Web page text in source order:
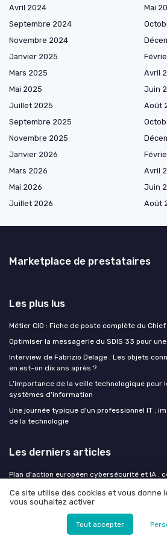
Avril 2024
Mai
Septembre 2024
Novembre 2024
Janvier 2025
Mars 2025
Avril
Mai 2025
Juin
Juillet 2025
Août
Septembre 2025
Novembre 2025
Janvier 2026
Mars 2026
Avril
Mai 2026
Juin
Juillet 2026
Août
Marketplace de prestataires
Les plus lus
Métier CIO : Fiche de poste complète du
Optimiser la messagerie du SDIS 33 pour
Interview de Fabrizio Delage : Les objets
en est-on dix ans après ?
L'importance de la veille technologique pour
systèmes d'information
Une journée typique d'un professionnel IT :
de la technologie
Les derniers articles
Plan d'action européen cybersécurité et IA :
Maîtriser Inventra Suite : mode d’emploi
Maîtriser Inventra Suite : mode d’emploi
Ce site utilise des cookies et vous donne
vous souhaitez activer
Tout accepter